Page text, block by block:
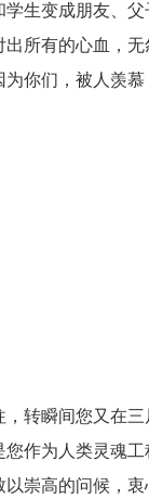
学生变成朋友、
所有的心血，
你们，被人羡慕
，转瞬间您又在
您作为人类灵魂
崇高的问候，衷